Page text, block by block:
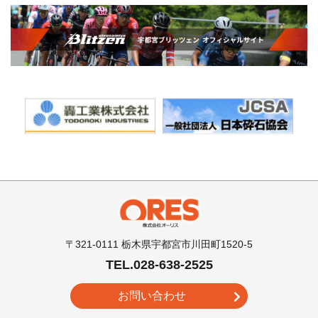
〒321-0111 栃木県宇都宮市川田町1520-5
TEL.028-638-2525
お問い合わせ